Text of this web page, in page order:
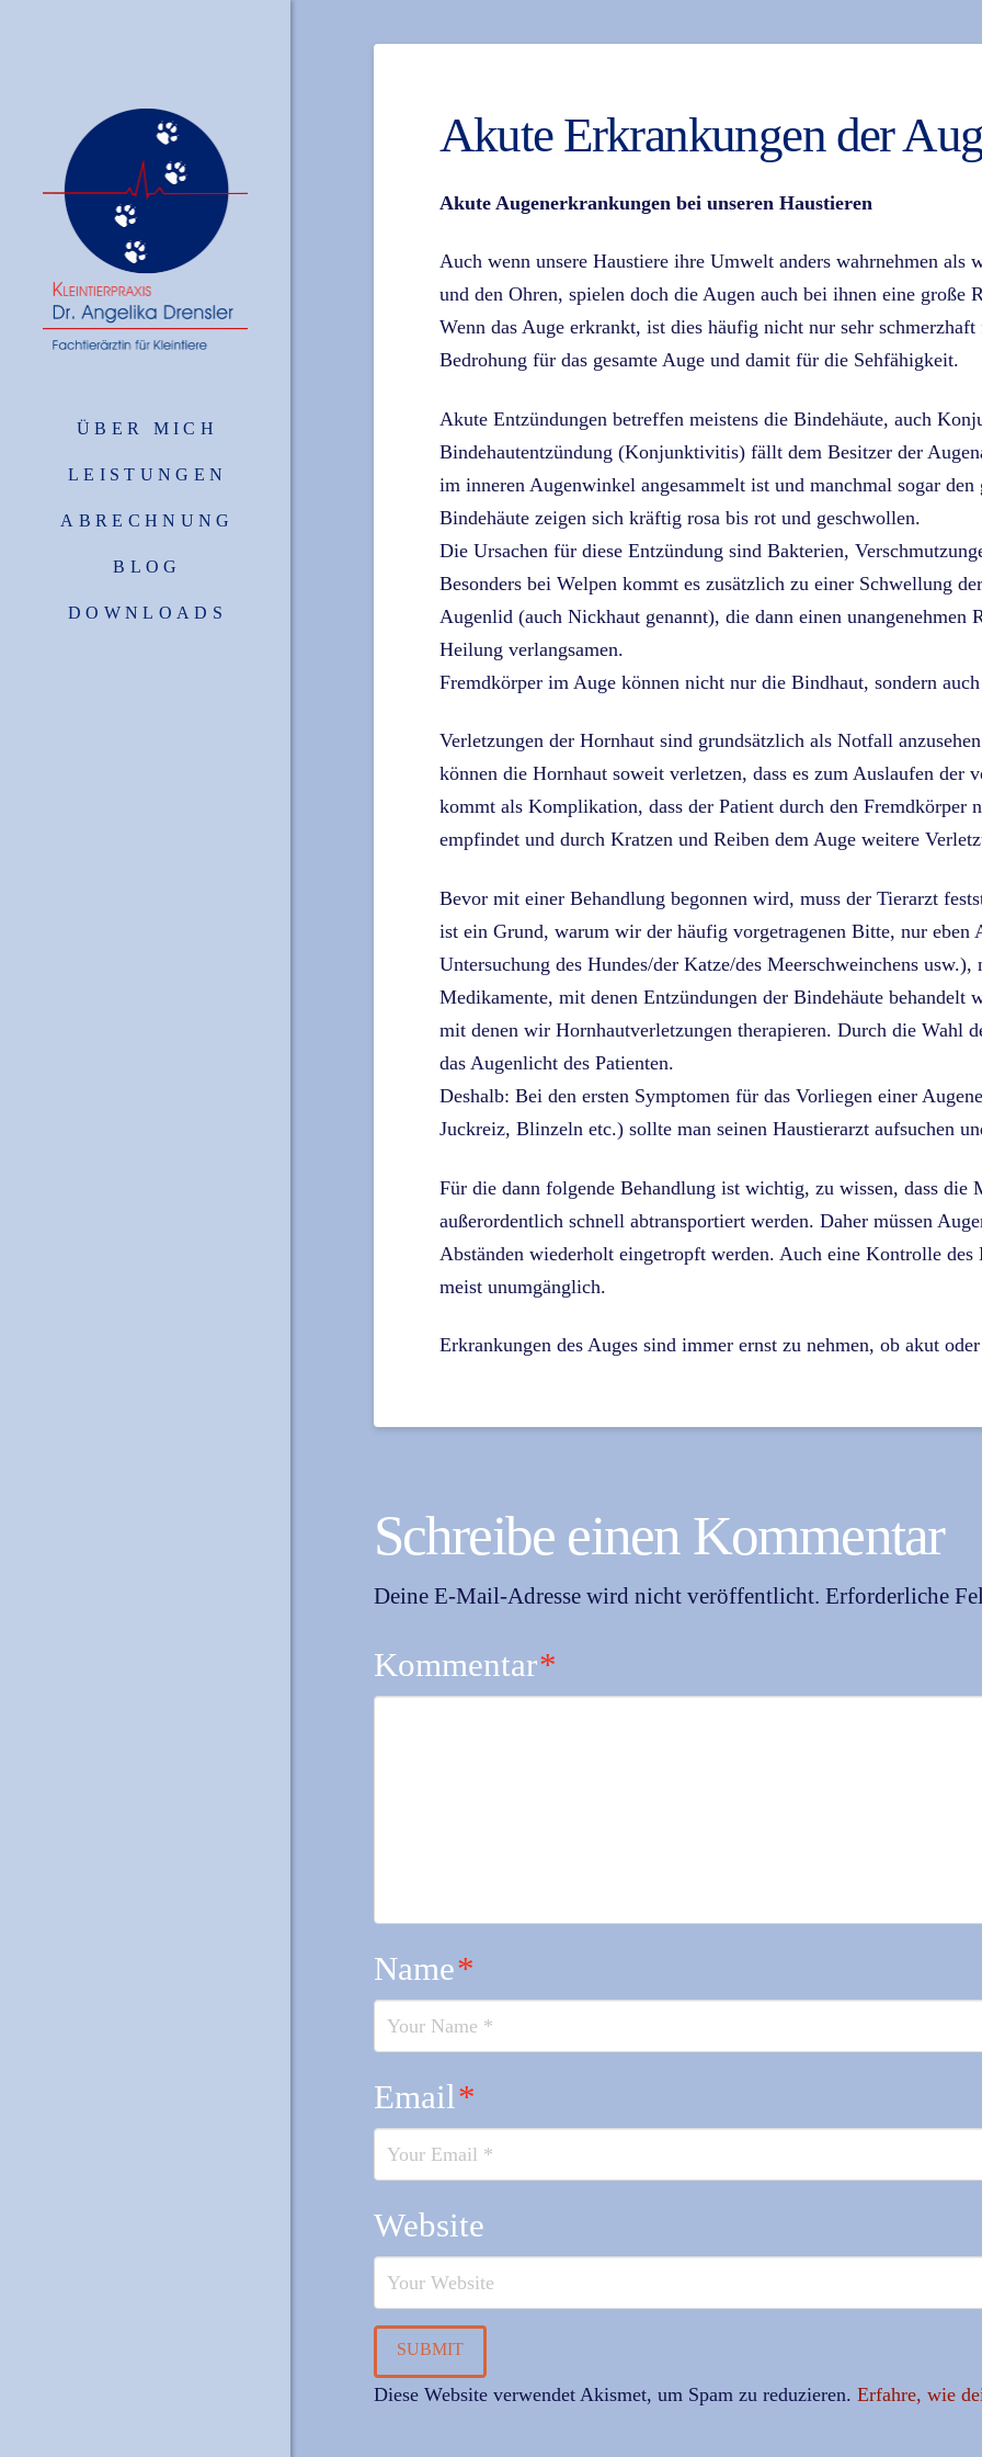
ÜBER MICH
LEISTUNGEN
ABRECHNUNG
BLOG
DOWNLOADS
Akute Erkrankungen der
Akute Augenerkrankungen bei unseren Haustieren
Auch wenn unsere Haustiere ihre Umwelt anders wahrnehmen
und den Ohren, spielen doch die Augen auch bei ihnen eine große
Wenn das Auge erkrankt, ist dies häufig nicht nur sehr
Bedrohung für das gesamte Auge und damit für die Sehfähigkeit.
Akute Entzündungen betreffen meistens die Bindehäute, auch
Bindehautentzündung (Konjunktivitis) fällt dem Besitzer der
im inneren Augenwinkel angesammelt ist und manchmal sogar
Bindehäute zeigen sich kräftig rosa bis rot und geschwollen.
Die Ursachen für diese Entzündung sind Bakterien,
Besonders bei Welpen kommt es zusätzlich zu einer Schwellung
Augenlid (auch Nickhaut genannt), die dann einen unangenehmen
Heilung verlangsamen.
Fremdkörper im Auge können nicht nur die Bindhaut, sondern
Verletzungen der Hornhaut sind grundsätzlich als Notfall
können die Hornhaut soweit verletzen, dass es zum Auslaufen der
kommt als Komplikation, dass der Patient durch den Fremdkörper
empfindet und durch Kratzen und Reiben dem Auge weitere
Bevor mit einer Behandlung begonnen wird, muss der Tierarzt
ist ein Grund, warum wir der häufig vorgetragenen Bitte, nur eben
Untersuchung des Hundes/der Katze/des Meerschweinchens
Medikamente, mit denen Entzündungen der Bindehäute behandelt
mit denen wir Hornhautverletzungen therapieren. Durch die Wahl
das Augenlicht des Patienten.
Deshalb: Bei den ersten Symptomen für das Vorliegen einer
Juckreiz, Blinzeln etc.) sollte man seinen Haustierarzt aufsuchen
Für die dann folgende Behandlung ist wichtig, zu wissen, dass die
außerordentlich schnell abtransportiert werden. Daher müssen
Abständen wiederholt eingetropft werden. Auch eine Kontrolle
meist unumgänglich.
Erkrankungen des Auges sind immer ernst zu nehmen, ob akut
Schreibe einen Kommentar
Deine E-Mail-Adresse wird nicht veröffentlicht. Erforderliche
Kommentar*
Name*
Email*
Website
Diese Website verwendet Akismet, um Spam zu reduzieren. Erfahre, wie